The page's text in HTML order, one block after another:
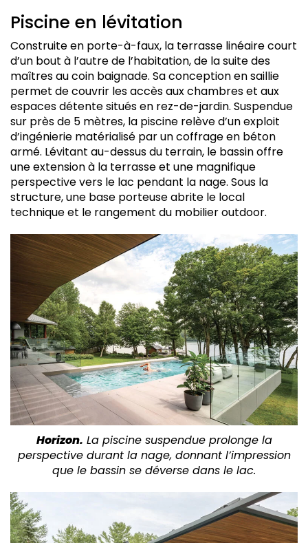
Piscine en lévitation
Construite en porte-à-faux, la terrasse linéaire court
d’un bout à l’autre de l’habitation, de la suite des
maîtres au coin baignade. Sa conception en saillie
permet de couvrir les accès aux chambres et aux
espaces détente situés en rez-de-jardin. Suspendue
sur près de 5 mètres, la piscine relève d’un exploit
d’ingénierie matérialisé par un coffrage en béton
armé. Lévitant au-dessus du terrain, le bassin offre
une extension à la terrasse et une magnifique
perspective vers le lac pendant la nage. Sous la
structure, une base porteuse abrite le local
technique et le rangement du mobilier outdoor.
Horizon. La piscine suspendue prolonge la
perspective durant la nage, donnant l’impression
que le bassin se déverse dans le lac.